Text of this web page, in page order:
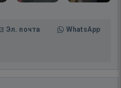
Эл. почта WhatsApp